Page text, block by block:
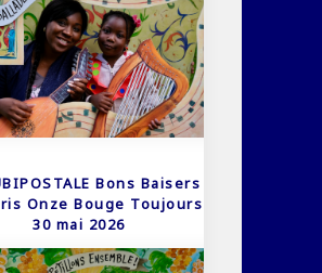
Bons Baisers
Onze Bouge Toujours
30 mai 2026